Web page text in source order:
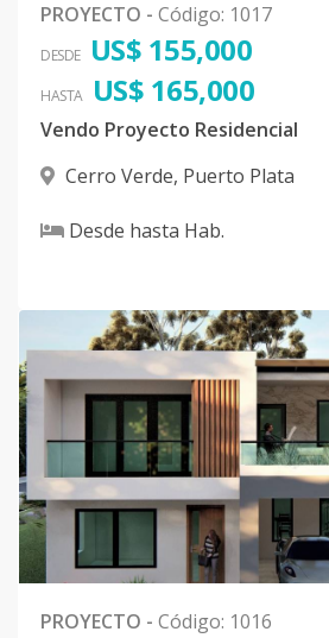
PROYECTO - Código: 1017
DESDE US$ 155,000
HASTA US$ 165,000
Vendo Proyecto Residencial
Cerro Verde, Puerto Plata
Desde hasta Hab.
PROYECTO - Código: 1016